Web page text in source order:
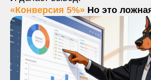
«Конверсия 5%» Но это